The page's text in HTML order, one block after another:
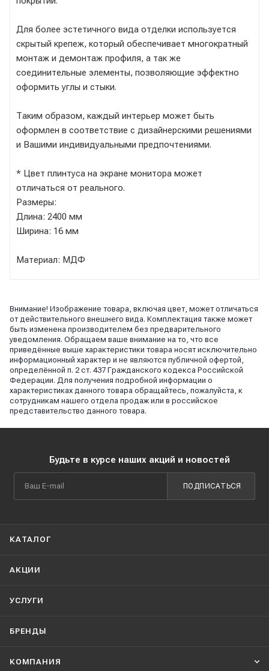
Для более эстетичного вида отделки используется
скрытый крепеж, который обеспечивает многократный
монтаж и демонтаж профиля, а так же
соединительные элементы, позволяющие эффектно
оформить углы и стыки.
Таким образом, каждый интерьер может быть
оформлен в соответствие с дизайнерскими решениями
и Вашими индивидуальными предпочтениями.
* Цвет плинтуса на экране монитора может
отличаться от реального.
Размеры:
Длина: 2400 мм
Ширина: 16 мм
Материал: МДФ
Внимание! Изображение товара, включая цвет, может отличаться
от действительного внешнего вида. Комплектация также может
быть изменена производителем без предварительного
уведомления. Обращаем ваше внимание на то, что все
приведённые выше характеристики товара носят исключительно
информационный характер и не являются публичной офертой,
определённой п. 2 ст. 437 Гражданского кодекса Российской
Федерации. Для получения подробной информации о
характеристиках данного товара обращайтесь, пожалуйста, к
сотрудникам нашего отдела продаж или в российское
представительство данного товара.
Будьте в курсе наших акций и новостей
ПОДПИСАТЬСЯ
КАТАЛОГ
АКЦИИ
УСЛУГИ
БРЕНДЫ
КОМПАНИЯ